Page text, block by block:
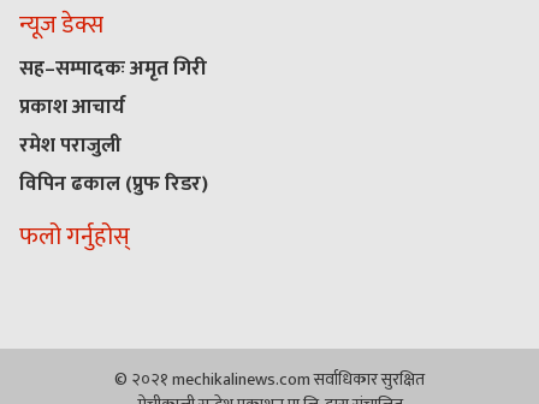
न्यूज डेक्स
सह–सम्पादकः अमृत गिरी
प्रकाश आचार्य
रमेश पराजुली
विपिन ढकाल (प्रुफ रिडर)
फलो गर्नुहोस्
© २०२१ mechikalinews.com सर्वाधिकार सुरक्षित